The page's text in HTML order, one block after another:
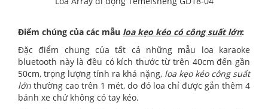
Điểm chúng của các mẫu loa kẹo kéo có công suất lớn:
Đặc điểm chung của tất cả những mẫu loa karaoke
bluetooth này là đều có kích thước từ trên 40cm đến gần
50cm, trọng lượng tính ra khá nặng, loa kẹo kéo công suất
lớn thường cao trên 1 mét, do đó loa chỉ được gắn thêm 4
bánh xe chứ không có tay kéo.